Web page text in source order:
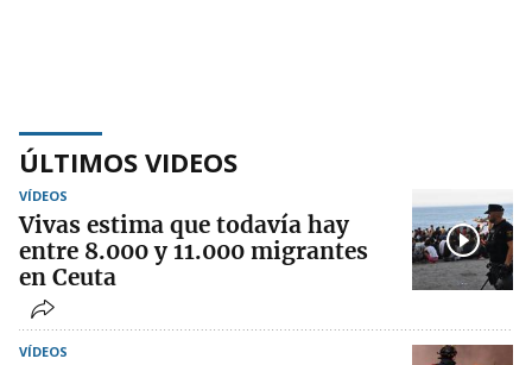
ÚLTIMOS VIDEOS
VÍDEOS
Vivas estima que todavía hay
entre 8.000 y 11.000 migrantes
en Ceuta
VÍDEOS